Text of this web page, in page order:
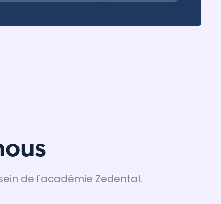
de l'académie Zedental.